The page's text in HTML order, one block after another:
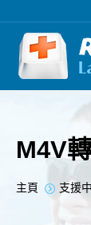
M4V
您在此处：
主頁 支援